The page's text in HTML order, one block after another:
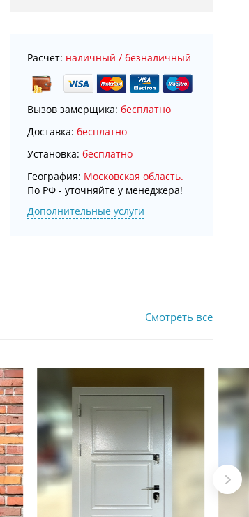
Расчет: наличный / безналичный
Вызов замерщика: бесплатно
Доставка: бесплатно
Установка: бесплатно
География: Московская область.
По РФ - уточняйте у менеджера!
Дополнительные услуги
Смотреть все